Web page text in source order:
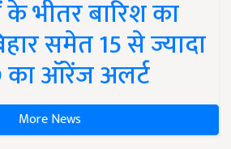
भीतर बारिश का
समेत 15 से ज्यादा
का ऑरेंज अलर्ट
More News